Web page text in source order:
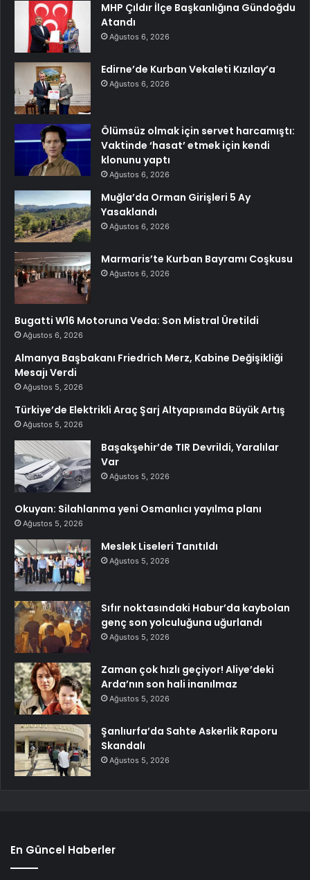
MHP Çıldır İlçe Başkanlığına Gündoğdu
Atandı
Ağustos 6, 2026
Edirne’de Kurban Vekaleti Kızılay’a
Ağustos 6, 2026
Ölümsüz olmak için servet harcamıştı:
Vaktinde ‘hasat’ etmek için kendi
klonunu yaptı
Ağustos 6, 2026
Muğla’da Orman Girişleri 5 Ay
Yasaklandı
Ağustos 6, 2026
Marmaris’te Kurban Bayramı Coşkusu
Ağustos 6, 2026
Bugatti W16 Motoruna Veda: Son Mistral Üretildi
Ağustos 6, 2026
Almanya Başbakanı Friedrich Merz, Kabine Değişikliği
Mesajı Verdi
Ağustos 5, 2026
Türkiye’de Elektrikli Araç Şarj Altyapısında Büyük Artış
Ağustos 5, 2026
Başakşehir’de TIR Devrildi, Yaralılar
Var
Ağustos 5, 2026
Okuyan: Silahlanma yeni Osmanlıcı yayılma planı
Ağustos 5, 2026
Meslek Liseleri Tanıtıldı
Ağustos 5, 2026
Sıfır noktasındaki Habur’da kaybolan
genç son yolculuğuna uğurlandı
Ağustos 5, 2026
Zaman çok hızlı geçiyor! Aliye’deki
Arda’nın son hali inanılmaz
Ağustos 5, 2026
Şanlıurfa’da Sahte Askerlik Raporu
Skandalı
Ağustos 5, 2026
En Güncel Haberler